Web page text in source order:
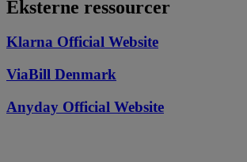
Eksterne ressourcer
Klarna Official Website
ViaBill Denmark
Anyday Official Website